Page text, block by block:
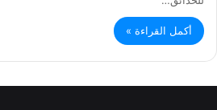
أكمل القراءة »